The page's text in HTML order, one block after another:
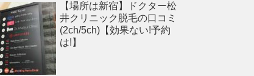
【場所は新宿】ドクター松
井クリニック脱毛の口コミ
(2ch/5ch)【効果ない!予約
は!】